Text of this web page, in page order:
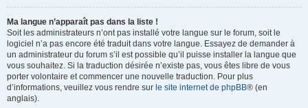
Ma langue n’apparaît pas dans la liste !
Soit les administrateurs n’ont pas installé votre langue sur le forum, soit le
logiciel n’a pas encore été traduit dans votre langue. Essayez de demander à
un administrateur du forum s’il est possible qu’il puisse installer la langue que
vous souhaitez. Si la traduction désirée n’existe pas, vous êtes libre de vous
porter volontaire et commencer une nouvelle traduction. Pour plus
d’informations, veuillez vous rendre sur le site internet de phpBB® (en
anglais).